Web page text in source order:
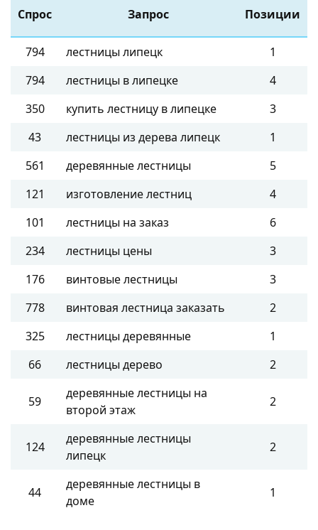
Спрос Запрос Позиции
794 лестницы липецк
1
794
лестницы в липецке
4
350
купить лестницу в липецке
3
43
лестницы из дерева липецк
1
561
деревянные лестницы
5
121
изготовление лестниц
4
101
лестницы на заказ
6
234
лестницы цены
3
176
винтовые лестницы
3
778
винтовая лестница заказать
2
325
лестницы деревянные
1
66
лестницы дерево 2
59
деревянные лестницы на
второй этаж
2
124
деревянные лестницы
липецк
2
44
деревянные лестницы в
доме
1